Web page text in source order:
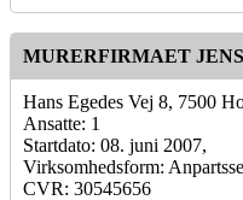
MURERFIRMAET
Hans Egedes Vej 8, 7500
Ansatte: 1
Startdato: 08. juni 2007,
Virksomhedsform:
CVR: 30545656